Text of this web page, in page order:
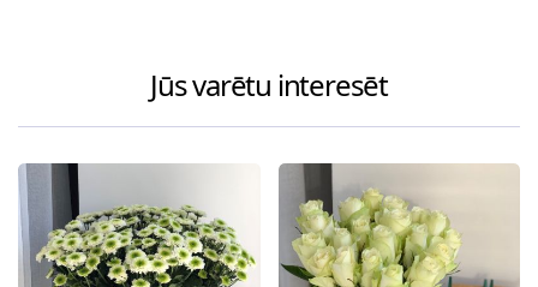
Jūs varētu interesēt